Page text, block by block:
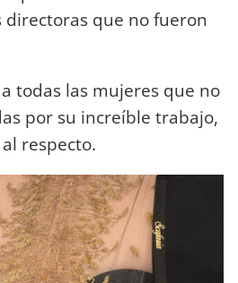
directoras que no fueron
todas las mujeres que no
por su increíble trabajo,
respecto.